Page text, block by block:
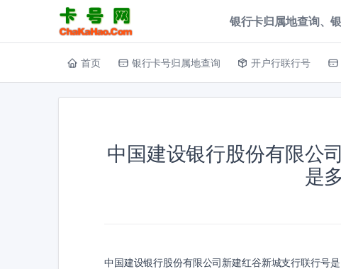
银行卡归属地查询、
首页 银行卡号归属地查询 开户行联行号
中国建设银行股份有限公
是
中国建设银行股份有限公司新建红谷新城支行联行号是